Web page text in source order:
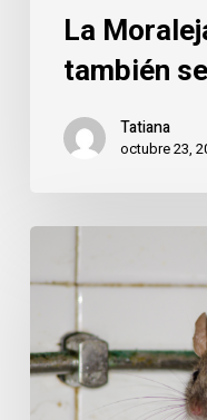
La
también
Tatiana
octubre 23,
Roedores
Moraleja:
cómo
proteger